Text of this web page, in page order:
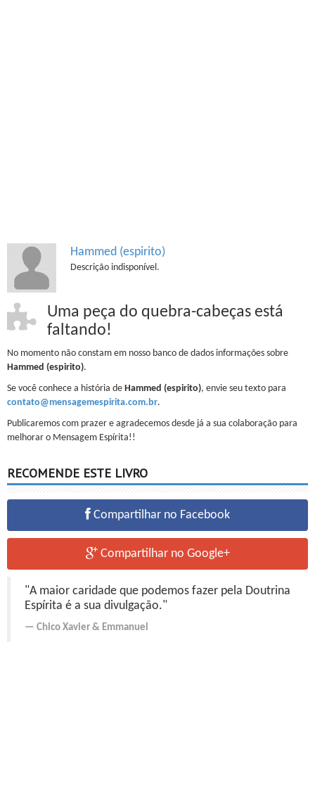
Hammed (espirito)
Descrição indisponível.
Uma peça do quebra-cabeças está
faltando!
No momento não constam em nosso banco de dados informações sobre
Hammed (espirito).
Se você conhece a história de Hammed (espirito), envie seu texto para
contato@mensagemespirita.com.br.
Publicaremos com prazer e agradecemos desde já a sua colaboração para
melhorar o Mensagem Espírita!!
RECOMENDE ESTE LIVRO
Compartilhar no Facebook
Compartilhar no Google+
"A maior caridade que podemos fazer pela Doutrina
Espírita é a sua divulgação."
Chico Xavier & Emmanuel